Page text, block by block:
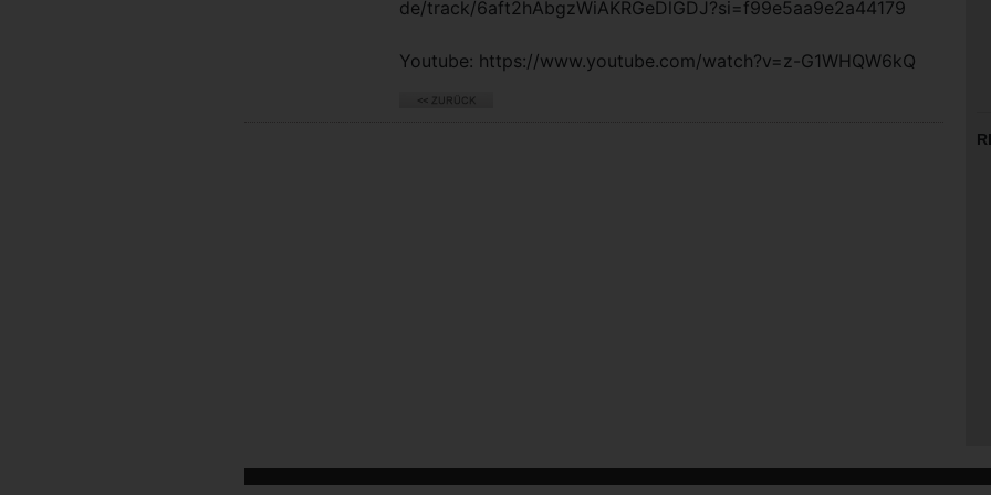
de/track/6aft2hAbgzWiAKRGeDlGDJ?si=f99e5aa9e2a44179
Youtube: https://www.youtube.com/watch?v=z-G1WHQW6kQ